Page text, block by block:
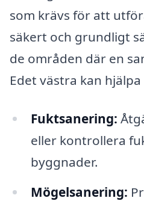
som krävs för att
säkert och grundligt
de områden där en
Edet västra kan hjälpa
Fuktsanering:
eller kontrollera
byggnader.
Mögelsanering: